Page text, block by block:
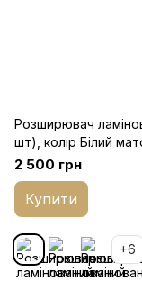
Розширювач
шт), колір Білий
2 500 грн
Купити
+6